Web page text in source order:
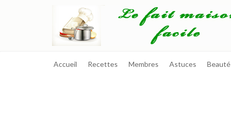
Accueil Recettes Membres Astuces Beauté